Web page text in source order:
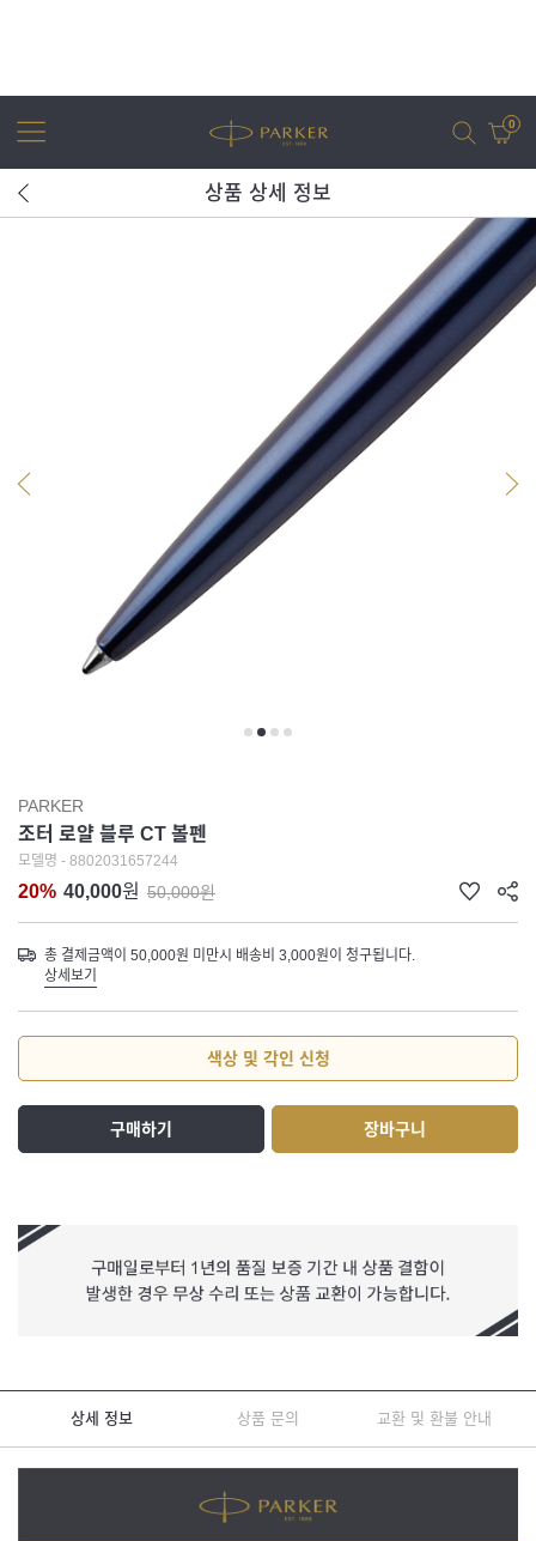
0
조터
상품 상세 정보
PARKER
조터 로얄 블루 CT 볼펜
모델명 - 8802031657244
20% 40,000원 50,000원
총 결제금액이 50,000원 미만시 배송비 3,000원이 청구됩니다.
상세보기
색상 및 각인 신청
구매하기 장바구니
상세 정보 상품 문의 교환 및 환불 안내